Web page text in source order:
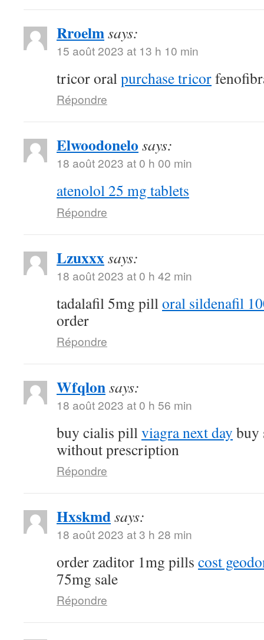
Rroelmsays:
15 août 2023 at 13 h 10 min
tricor oralpurchase tricor
Répondre
Elwoodonelo says:
18 août 2023 at 0 h 00 min
atenolol 25 mg tablets
Répondre
Lzuxxxsays:
18 août 2023 at 0 h 42 min
tadalafil 5mg pilloral sildenafil
order
Répondre
Wfqlonsays:
18 août 2023 at 0 h 56 min
buy cialis pillviagra next day buy
without prescription
Répondre
Hxskmdsays:
18 août 2023 at 3 h 28 min
order zaditor 1mg pills cost
75mg sale
Répondre